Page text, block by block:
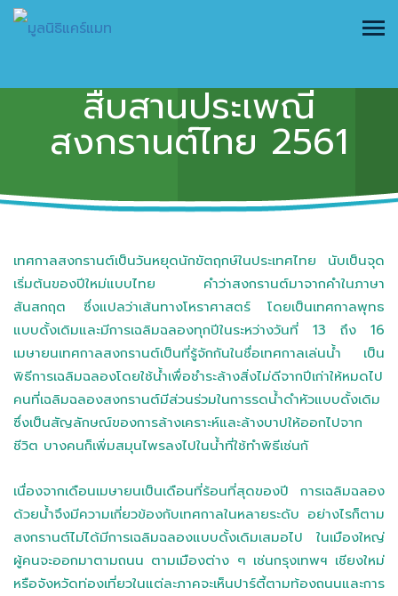
สืบสานประเพณี
สงกรานต์ไทย 2561
เทศกาลสงกรานต์เป็นวันหยุดนักขัตฤกษ์ในประเทศไทย นับเป็นจุด
เริ่มต้นของปีใหม่แบบไทย คำว่าสงกรานต์มาจากคำในภาษา
สันสกฤต ซึ่งแปลว่าเส้นทางโหราศาสตร์ โดยเป็นเทศกาลพุทธ
แบบดั้งเดิมและมีการเฉลิมฉลองทุกปีในระหว่างวันที่ 13 ถึง 16
เมษายนเทศกาลสงกรานต์เป็นที่รู้จักกันในชื่อเทศกาลเล่นน้ำ เป็น
พิธีการเฉลิมฉลองโดยใช้น้ำเพื่อชำระล้างสิ่งไม่ดีจากปีเก่าให้หมดไป
คนที่เฉลิมฉลองสงกรานต์มีส่วนร่วมในการรดน้ำดำหัวแบบดั้งเดิม
ซึ่งเป็นสัญลักษณ์ของการล้างเคราะห์และล้างบาปให้ออกไปจาก
ชีวิต บางคนก็เพิ่มสมุนไพรลงไปในน้ำที่ใช้ทำพิธีเช่นกั
เนื่องจากเดือนเมษายนเป็นเดือนที่ร้อนที่สุดของปี การเฉลิมฉลอง
ด้วยน้ำจึงมีความเกี่ยวข้องกับเทศกาลในหลายระดับ อย่างไรก็ตาม
สงกรานต์ไม่ได้มีการเฉลิมฉลองแบบดั้งเดิมเสมอไป ในเมืองใหญ่
ผู้คนจะออกมาตามถนน ตามเมืองต่าง ๆ เช่นกรุงเทพฯ เชียงใหม่
หรือจังหวัดท่องเที่ยวในแต่ละภาคจะเห็นปาร์ตี้ตามท้องถนนและการ